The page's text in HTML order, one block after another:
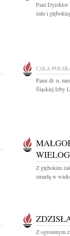
Pani Dyrektor
żalu i
CAŁA
Panu dr. n.
Śląskiej Izby
Z głębokim
zmarłą w
Z ogromnym